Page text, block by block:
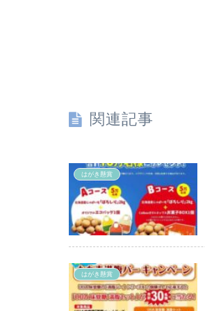
関連記事
はがき懸賞
はがき懸賞